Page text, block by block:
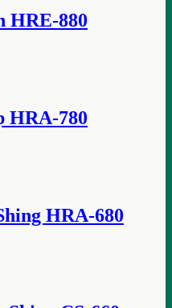
HRE-880
HRA-780
HRA-680